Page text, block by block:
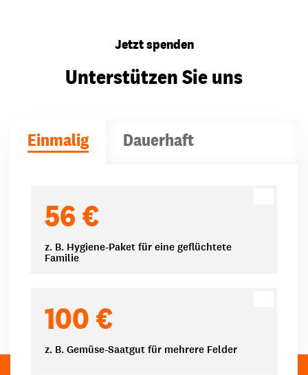
Jetzt spenden
Unterstützen Sie uns
Einmalig Dauerhaft
56 €
z. B. Hygiene-Paket für eine geflüchtete
Familie
100 €
z. B. Gemüse-Saatgut für mehrere Felder